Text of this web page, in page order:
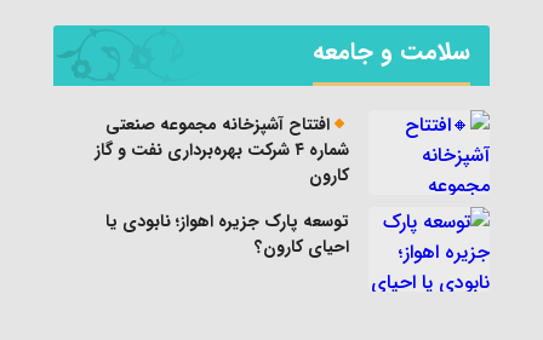
سلامت و جامعه
افتتاح آشپزخانه مجموعه صنعتی
شماره ۴ شرکت بهره‌برداری نفت و گاز
کارون
توسعه پارک جزیره اهواز؛ نابودی یا
احیای کارون؟